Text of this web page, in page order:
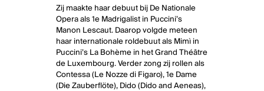
Zij maakte haar debuut bij De Nationale
Opera als 1e Madrigalist in Puccini’s
Manon Lescaut. Daarop volgde meteen
haar internationale roldebuut als Mimì in
Puccini’s La Bohème in het Grand Théâtre
de Luxembourg. Verder zong zij rollen als
Contessa (Le Nozze di Figaro), 1e Dame
(Die Zauberflöte), Dido (Dido and Aeneas),